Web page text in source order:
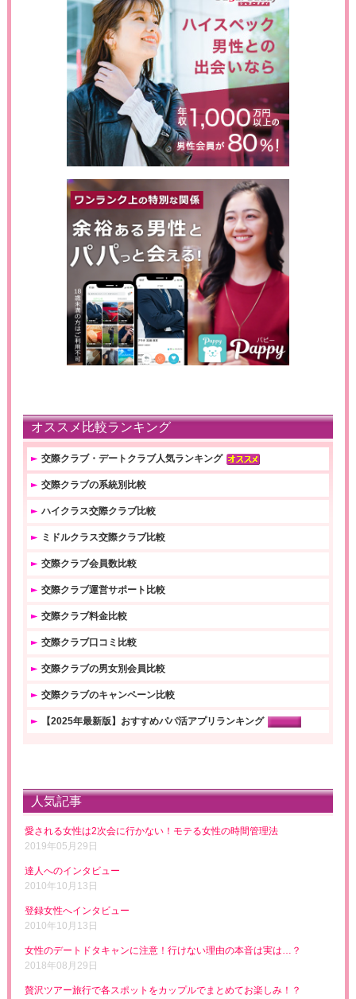
オススメ比較ランキング
交際クラブ・デートクラブ人気ランキング
交際クラブの系統別比較
ハイクラス交際クラブ比較
ミドルクラス交際クラブ比較
交際クラブ会員数比較
交際クラブ運営サポート比較
交際クラブ料金比較
交際クラブ口コミ比較
交際クラブの男女別会員比較
交際クラブのキャンペーン比較
【2025年最新版】おすすめパパ活アプリランキング
人気記事
愛される女性は2次会に行かない！モテる女性の時間管理法
2019年05月29日
達人へのインタビュー
2010年10月13日
登録女性へインタビュー
2010年10月13日
女性のデートドタキャンに注意！行けない理由の本音は実は…？
2018年08月29日
贅沢ツアー旅行で各スポットをカップルでまとめてお楽しみ！？